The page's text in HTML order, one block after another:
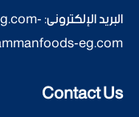
البريد الإلكترونى:-
eg.com
Contact Us